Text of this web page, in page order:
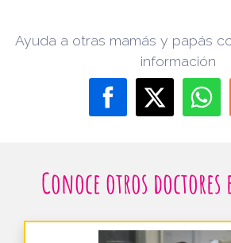
Ayuda a otras mamás y papás
información
Conoce otros doctores